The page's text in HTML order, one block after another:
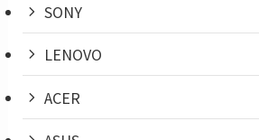
SONY
LENOVO
ACER